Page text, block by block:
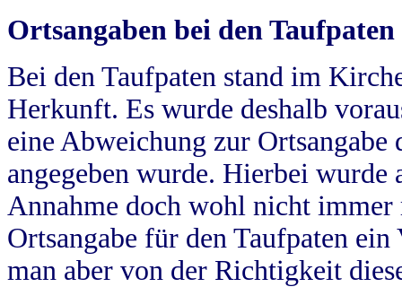
Ortsangaben bei den Taufpaten
Bei den Taufpaten stand im
Herkunft. Es wurde deshalb
eine Abweichung zur
angegeben wurde. Hierbei wurde
Annahme doch wohl nicht
Ortsangabe für den Taufpaten
man aber von der Richtigkeit